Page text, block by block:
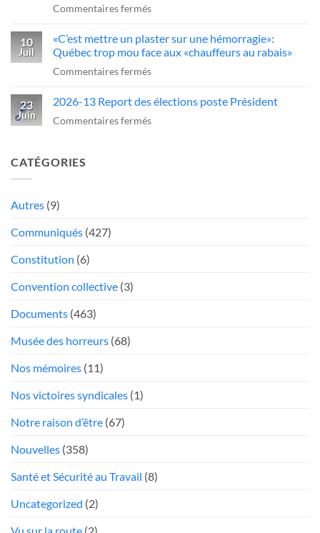
un
qui
manœuvre
dangereuse
pour
des
camions
au
Commentaires ferméssur
serre
la
vis
chauffeurs
de
10
Juil
«C’est mettre un plaster sur une hémorragie»:
Québec trop mou face aux «chauffeurs au rabais»
Commentaires ferméssur
mettre
un
23
Juin
2026-13 Report des élections poste Président
Commentaires ferméssur
CATÉGORIES
Autres (9)
Communiqués (427)
Constitution (6)
Convention collective (3)
Documents (463)
Musée des horreurs (68)
Nos mémoires (11)
Nos victoires syndicales (1)
Notre raison d’être (67)
Nouvelles (358)
Santé et Sécurité au Travail (8)
Uncategorized (2)